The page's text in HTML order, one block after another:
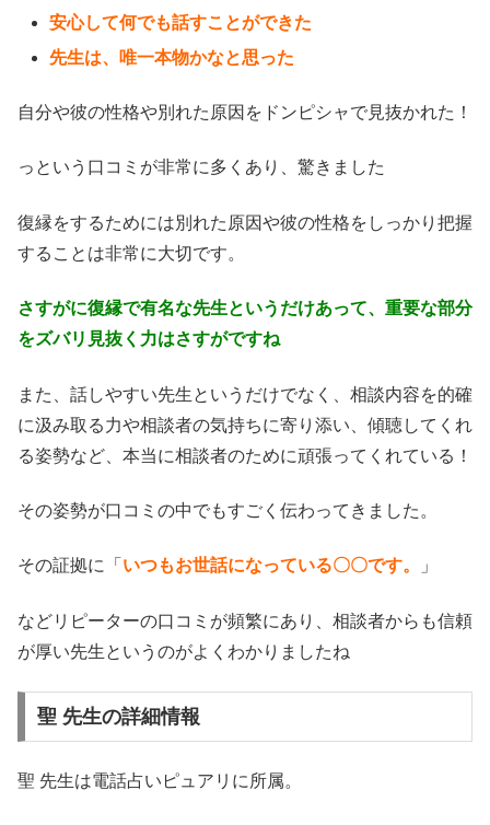
安心して何でも話すことができた
先生は、唯一本物かなと思った
自分や彼の性格や別れた原因をドンピシャで見抜かれた！
っという口コミが非常に多くあり、驚きました
復縁をするためには別れた原因や彼の性格をしっかり把握
することは非常に大切です。
さすがに復縁で有名な先生というだけあって、重要な部分
をズバリ見抜く力はさすがですね
また、話しやすい先生というだけでなく、相談内容を的確
に汲み取る力や相談者の気持ちに寄り添い、傾聴してくれ
る姿勢など、本当に相談者のために頑張ってくれている！
その姿勢が口コミの中でもすごく伝わってきました。
その証拠に「 いつもお世話になっている〇〇です。 」
などリピーターの口コミが頻繁にあり、相談者からも信頼
が厚い先生というのがよくわかりましたね
聖 先生の詳細情報
聖 先生は電話占いピュアリに所属。